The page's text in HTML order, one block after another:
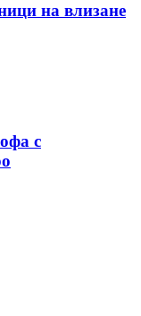
на влизане
с